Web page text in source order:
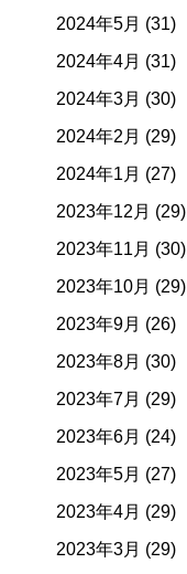
2024年5月 (31)
2024年4月 (31)
2024年3月 (30)
2024年2月 (29)
2024年1月 (27)
2023年12月 (29)
2023年11月 (30)
2023年10月 (29)
2023年9月 (26)
2023年8月 (30)
2023年7月 (29)
2023年6月 (24)
2023年5月 (27)
2023年4月 (29)
2023年3月 (29)